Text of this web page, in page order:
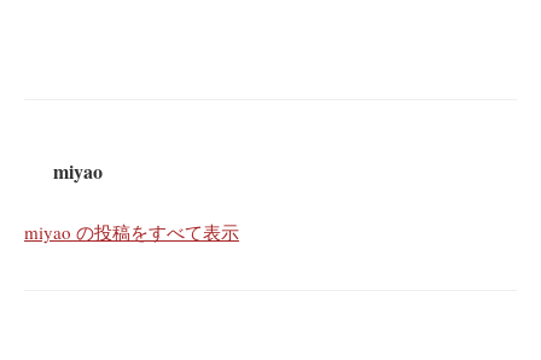
miyao
miyao の投稿をすべて表示